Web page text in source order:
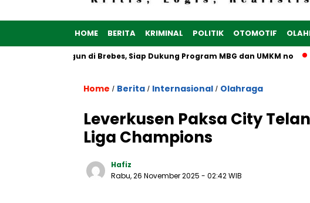
HOME BERITA KRIMINAL POLITIK OTOMOTIF
Putih Dibangun di Brebes, Siap Dukung Program MBG dan UMKM no
Home / Berita / Internasional / Olahraga
Leverkusen Paksa City
Liga Champions
Hafiz
Rabu, 26 November 2025 - 02:42 WIB